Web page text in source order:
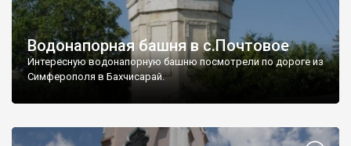
Водонапорная башня в с.Почтовое
Интересную водонапорную башню посмотрели по дороге из
Симферополя в Бахчисарай.